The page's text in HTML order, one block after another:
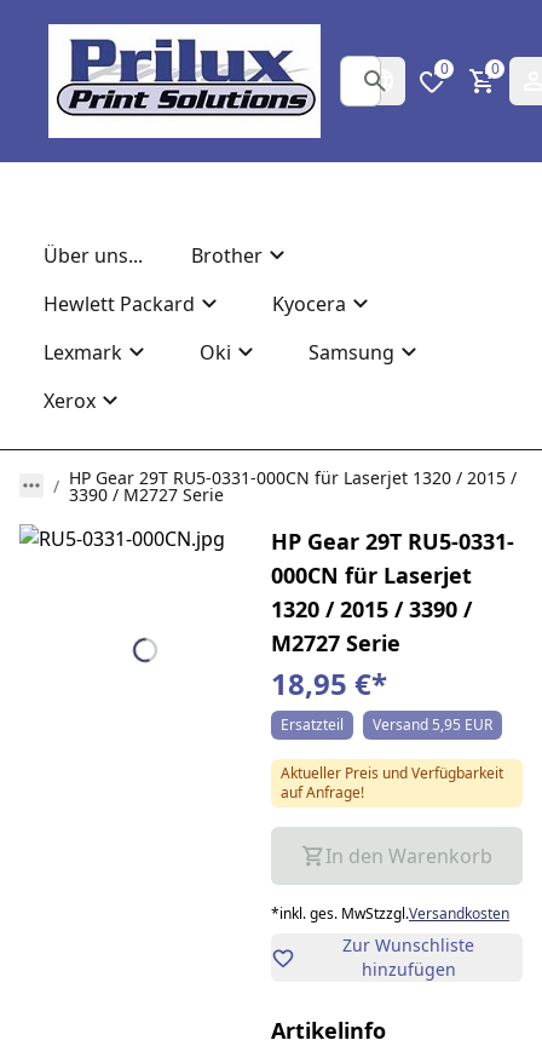
0 0
Über uns...
Brother
Hewlett Packard
Kyocera
Lexmark
Oki
Samsung
Xerox
HP Gear 29T RU5-0331-000CN für Laserjet 1320 / 2015 /
3390 / M2727 Serie
HP Gear 29T RU5-0331-
000CN für Laserjet
1320 / 2015 / 3390 /
M2727 Serie
18,95 €*
Ersatzteil Versand 5,95 EUR
Aktueller Preis und Verfügbarkeit
auf Anfrage!
In den Warenkorb
*inkl. ges. MwStzzgl.Versandkosten
Zur Wunschliste
hinzufügen
Artikelinfo